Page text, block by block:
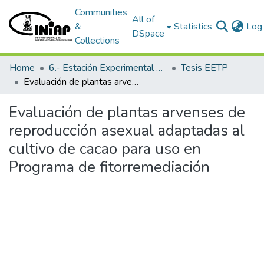
Communities
&
Collections
All of
DSpace
Statistics
Home 6.- Estación Experimental Tropical Pichilingue
Tesis EETP
Evaluación de plantas arvenses de reproducción asexual adaptadas al cultivo de cacao para uso en Programa de fitorremediación
Evaluación de plantas arvenses de
reproducción asexual adaptadas al
cultivo de cacao para uso en
Programa de fitorremediación